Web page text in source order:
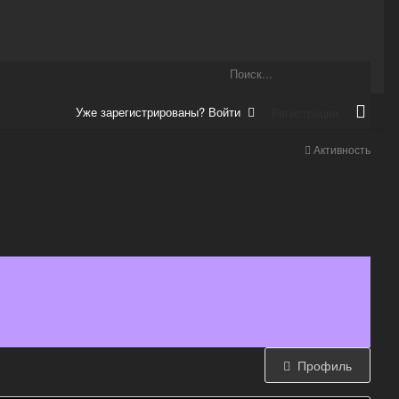
Уже зарегистрированы? Войти
Активность
Профиль